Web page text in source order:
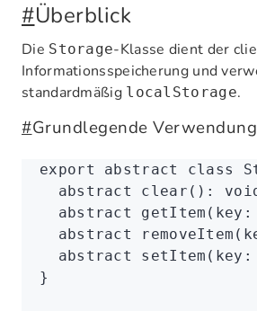
#Überblick
Die Storage-Klasse dient der
Informationsspeicherung und
standardmäßig localStorage.
#Grundlegende Verwendung
export abstract class
  abstract
clear () :
  abstract
getItem (key :
  abstract
removeItem
  abstract
setItem (key :
}